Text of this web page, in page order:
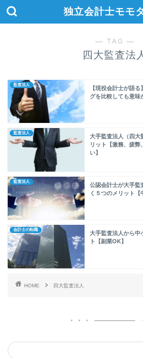
独立会計士モモ
― TAG ―
四大監査法
監査法人
【現役会計士が語
グを比較しても意味
監査法人
大手監査法人（四大
リット【激務、疲弊
い】
監査法人
公認会計士が大手監
く５つのメリット【
会計士の転職
大手監査法人から中
ト【副業OK】
HOME 四大監査法人